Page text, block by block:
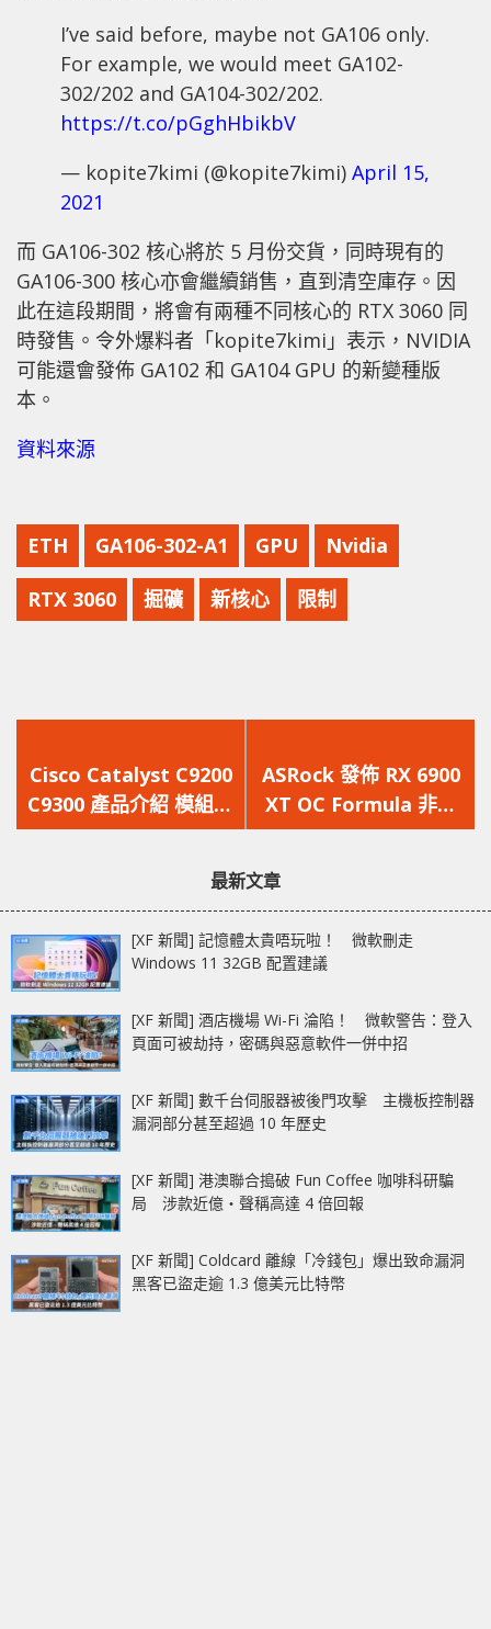
I’ve said before, maybe not GA106 only.
For example, we would meet GA102-
302/202 and GA104-302/202.
https://t.co/pGghHbikbV
— kopite7kimi (@kopite7kimi) April 15,
2021
而 GA106-302 核心將於 5 月份交貨，同時現有的
GA106-300 核心亦會繼續銷售，直到清空庫存。因
此在這段期間，將會有兩種不同核心的 RTX 3060 同
時發售。令外爆料者「kopite7kimi」表示，NVIDIA
可能還會發佈 GA102 和 GA104 GPU 的新變種版
本。
資料來源
ETH GA106-302-A1 GPU Nvidia
RTX 3060 掘礦 新核心 限制
一
篇
文
Cisco Catalyst C9200
C9300 產品介紹 模組化
兼可升級 mGig
一
篇
文
ASRock 發佈 RX 6900
XT OC Formula 非公
版顯示卡
最新文章
[XF 新聞] 記憶體太貴唔玩啦！ 微軟刪走
Windows 11 32GB 配置建議
[XF 新聞] 酒店機場 Wi-Fi 淪陷！ 微軟警告：登入
頁面可被劫持，密碼與惡意軟件一併中招
[XF 新聞] 數千台伺服器被後門攻擊 主機板控制器
漏洞部分甚至超過 10 年歷史
[XF 新聞] 港澳聯合搗破 Fun Coffee 咖啡科研騙
局 涉款近億‧聲稱高達 4 倍回報
[XF 新聞] Coldcard 離線「冷錢包」爆出致命漏洞
黑客已盜走逾 1.3 億美元比特幣